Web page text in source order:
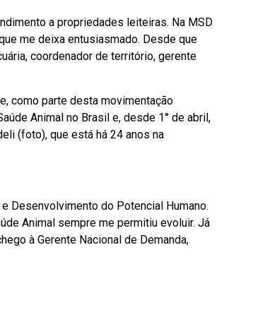
a propriedades leiteiras. Na MSD
me deixa entusiasmado. Desde que
coordenador de território, gerente
como parte desta movimentação
Animal no Brasil e, desde 1° de abril,
(foto), que está há 24 anos na
Desenvolvimento do Potencial Humano.
Animal sempre me permitiu evoluir. Já
à Gerente Nacional de Demanda,